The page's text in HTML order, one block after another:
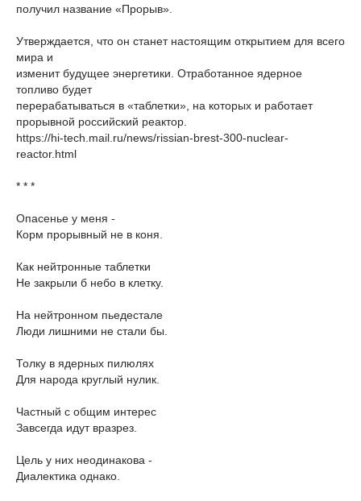
получил название «Прорыв».
Утверждается, что он станет настоящим открытием для всего
мира и
изменит будущее энергетики. Отработанное ядерное
топливо будет
перерабатываться в «таблетки», на которых и работает
прорывной российский реактор.
https://hi-tech.mail.ru/news/rissian-brest-300-nuclear-
reactor.html
* * *
Опасенье у меня -
Корм прорывный не в коня.
Как нейтронные таблетки
Не закрыли б небо в клетку.
На нейтронном пьедестале
Люди лишними не стали бы.
Толку в ядерных пилюлях
Для народа круглый нулик.
Частный с общим интерес
Завсегда идут вразрез.
Цель у них неодинакова -
Диалектика однако.